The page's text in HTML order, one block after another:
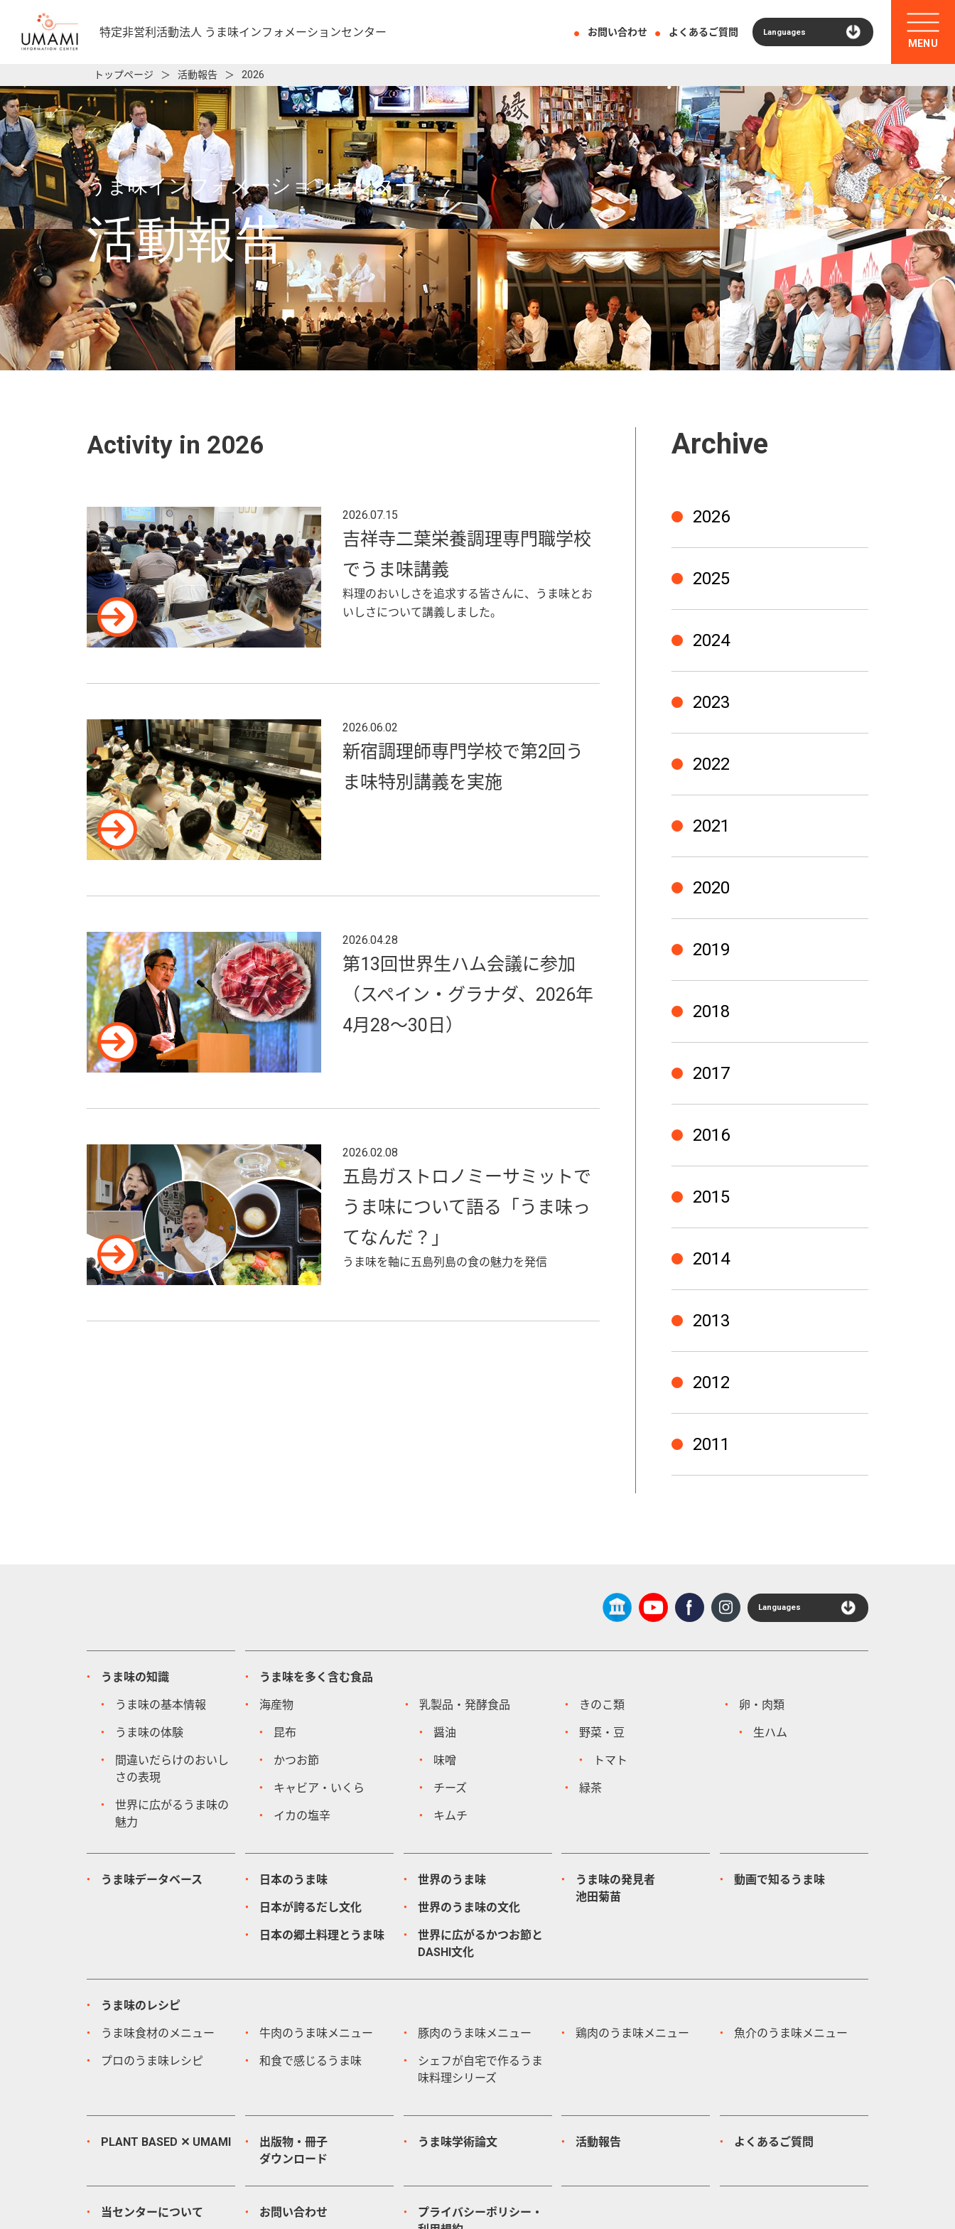
特定非営利活動法人 うま味インフォメーションセンター お問い合わせ よくあるご質問 Languages
MENU
トップページ ＞ 活動報告 ＞ 2026
うま味インフォメーションセンター
活動報告
Activity in 2026
2026.07.15
吉祥寺二葉栄養調理専門職学校
でうま味講義
料理のおいしさを追求する皆さんに、うま味とお
いしさについて講義しました。
2026.06.02
新宿調理師専門学校で第2回う
ま味特別講義を実施
2026.04.28
第13回世界生ハム会議に参加
（スペイン・グラナダ、2026年
4月28～30日）
2026.02.08
五島ガストロノミーサミットで
うま味について語る「うま味っ
てなんだ？」
うま味を軸に五島列島の食の魅力を発信
Archive
2026
2025
2024
2023
2022
2021
2020
2019
2018
2017
2016
2015
2014
2013
2012
2011
Languages
うま味の知識
うま味の基本情報
うま味の体験
間違いだらけのおいし
さの表現
世界に広がるうま味の
魅力
うま味を多く含む食品
海産物
昆布
かつお節
キャビア・いくら
イカの塩辛
乳製品・発酵食品
醤油
味噌
チーズ
キムチ
きのこ類
野菜・豆
トマト
緑茶
卵・肉類
生ハム
うま味データベース 日本のうま味
日本が誇るだし文化
日本の郷土料理とうま味
世界のうま味
世界のうま味の文化
世界に広がるかつお節と
DASHI文化
うま味の発見者
池田菊苗
動画で知るうま味
うま味のレシピ
うま味食材のメニュー
プロのうま味レシピ
牛肉のうま味メニュー
和食で感じるうま味
豚肉のうま味メニュー
シェフが自宅で作るうま
味料理シリーズ
鶏肉のうま味メニュー 魚介のうま味メニュー
PLANT BASED ✕ UMAMI
出版物・冊子
ダウンロード
うま味学術論文 活動報告 よくあるご質問
当センターについて お問い合わせ
プライバシーポリシー・